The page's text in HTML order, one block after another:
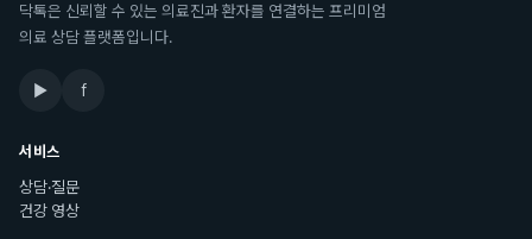
닥톡은 신뢰할 수 있는 의료진과 환자를 연결하는 프리미엄
의료 상담 플랫폼입니다.
▶ f
서비스
상담·질문
건강 영상